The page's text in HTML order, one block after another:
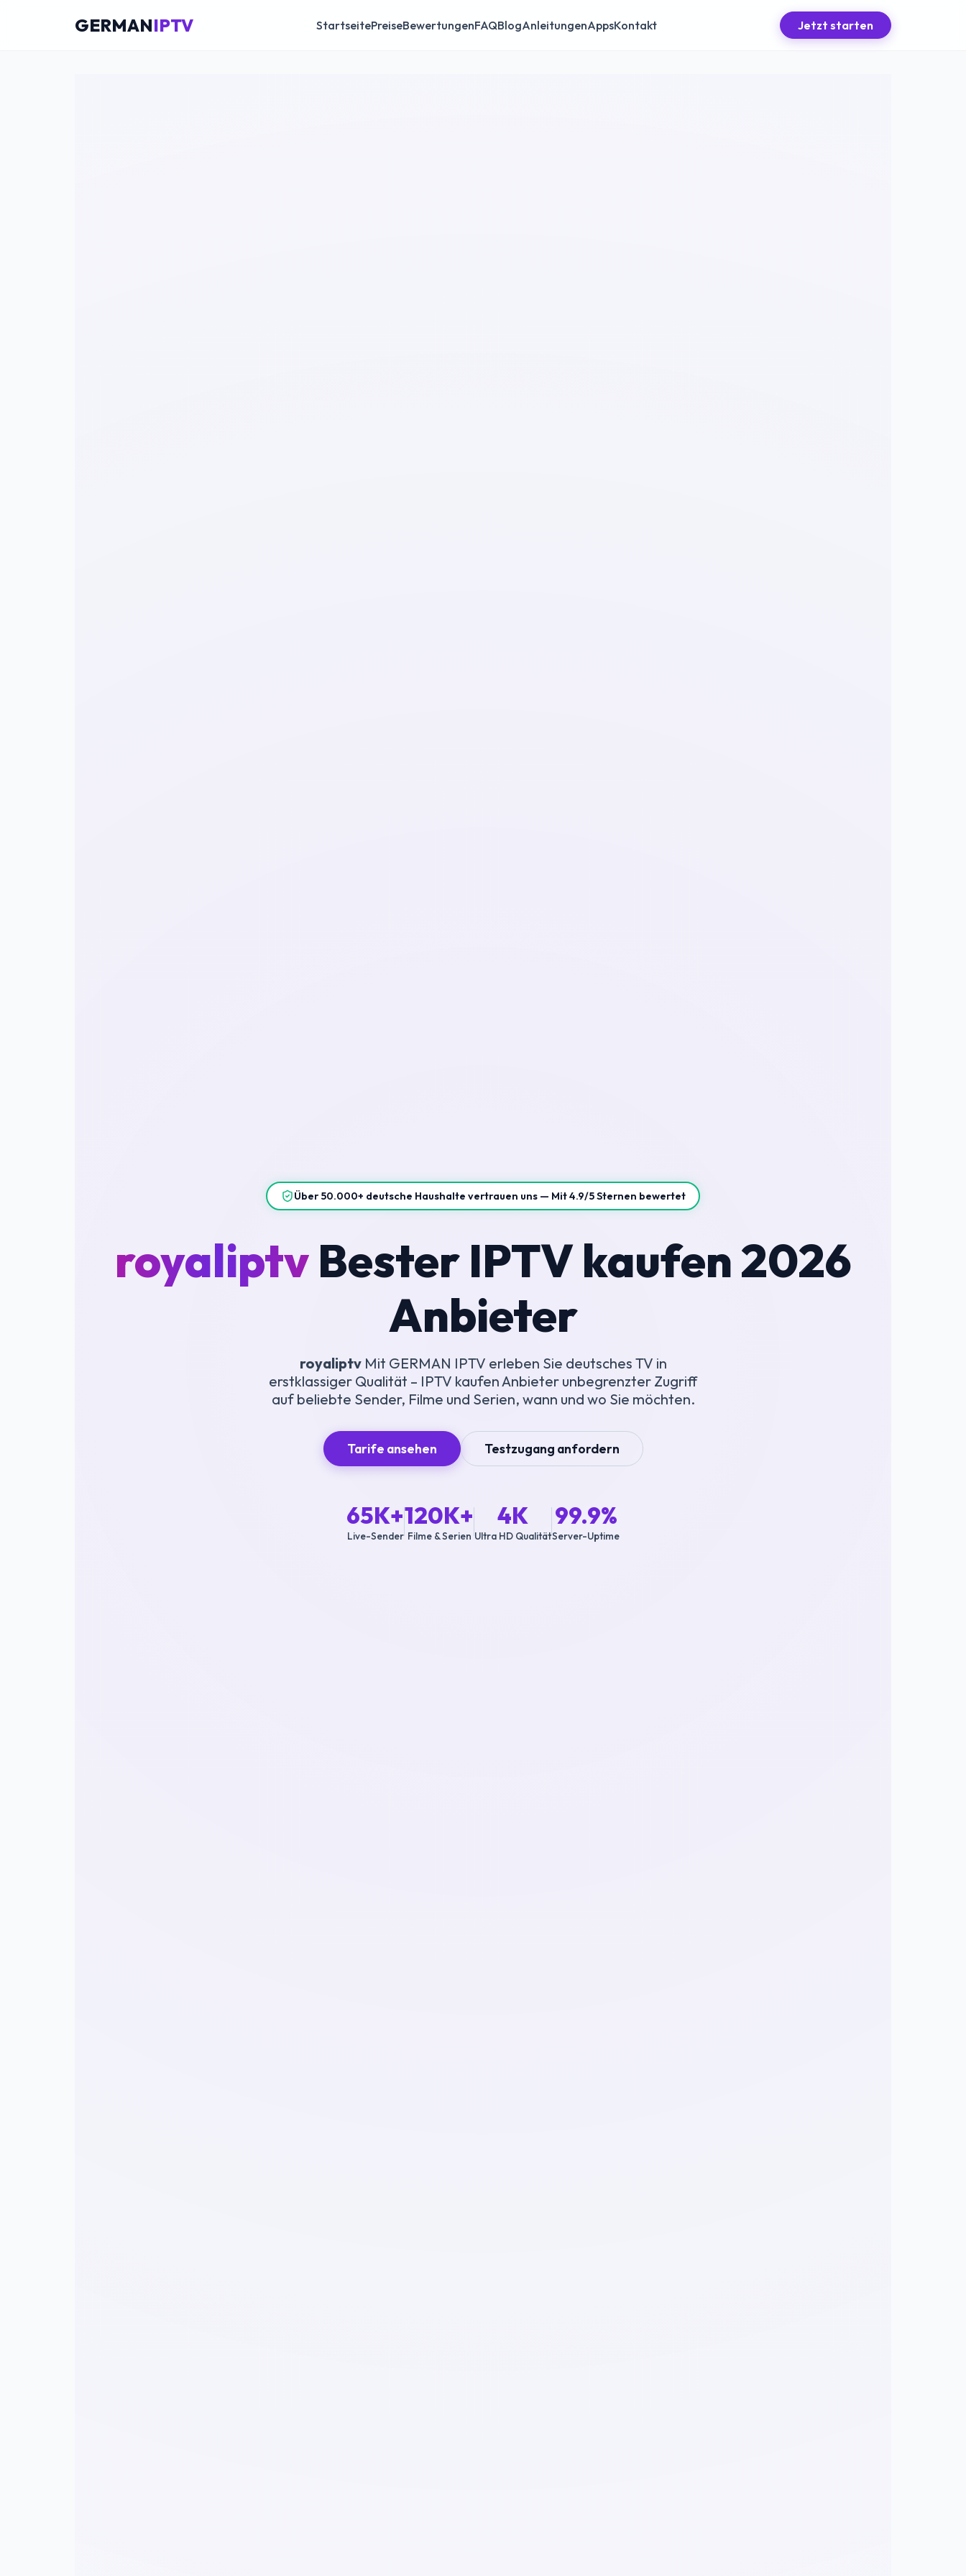
GERMANIPTV StartseitePreiseBewertungenFAQBlogAnleitungenAppsKontakt Jetzt starten
Über 50.000+ deutsche Haushalte vertrauen uns — Mit 4.9/5 Sternen bewertet
royaliptvBester IPTV kaufen 2026
Anbieter
royaliptvMit GERMAN IPTV erleben Sie deutsches TV in
erstklassiger Qualität – IPTV kaufen Anbieter unbegrenzter Zugriff
auf beliebte Sender, Filme und Serien, wann und wo Sie möchten.
Tarife ansehen Testzugang anfordern
65K+
Live-Sender
120K+
Filme & Serien
4K
Ultra HD Qualität
99.9%
Server-Uptime